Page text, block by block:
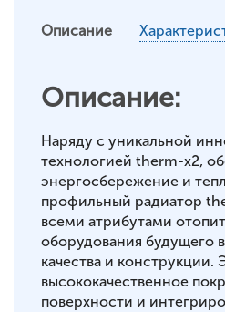
Описание
Описание:
Наряду с уникальной
технологией therm-x2,
энергосбережение и
профильный радиатор
всеми атрибутами
оборудования будущего
качества и конструкции.
высококачественное
поверхности и